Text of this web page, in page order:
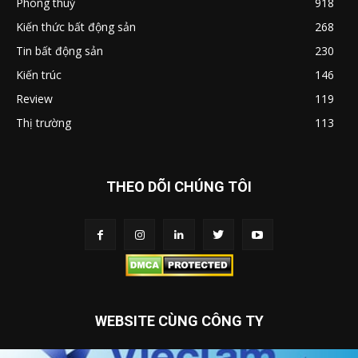
Kiến thức bất động sản
268
Tin bất động sản
230
Kiến trúc
146
Review
119
Thị trường
113
THEO DÕI CHÚNG TÔI
WEBSITE CÙNG CÔNG TY